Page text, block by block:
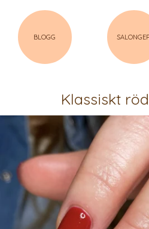
BLOGG
Klassiskt